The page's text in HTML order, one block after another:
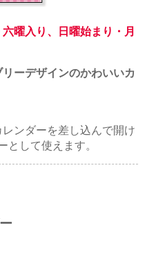
曜入り、日曜始まり・月
ーデザインのかわいいカ
ンダーを差し込んで開け
として使えます。